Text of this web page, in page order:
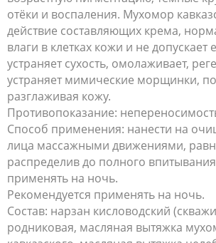
отёки и воспаления. Мухомор
действие составляющих крема,
влаги в клетках кожи и не допускает
устраняет сухость, омолаживает,
устраняет мимические морщинки,
разглаживая кожу.
Противопоказание:
Способ применения: нанести на
лица массажными движениями,
распределив до полного
применять на ночь.
Рекомендуется применять на ночь.
Состав: нарзан кисловодский
родниковая, масляная вытяжка